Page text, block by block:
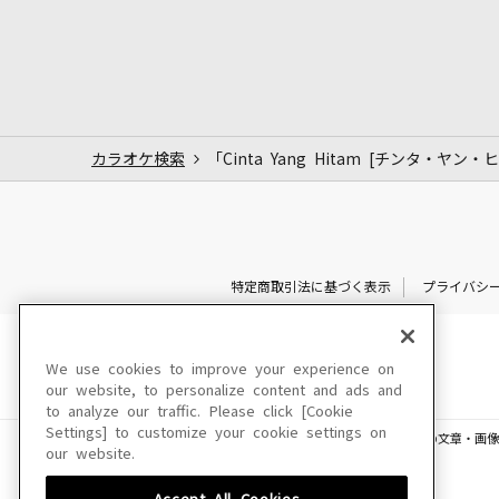
カラオケ検索 「Cinta Yang Hitam [チンタ・ヤン・
特定商取引法に基づく表示 プライバシ
このサイトに掲載されている一切の文章・画
We use cookies to improve your experience on
our website, to personalize content and ads and
to analyze our traffic. Please click [Cookie
Settings] to customize your cookie settings on
our website.